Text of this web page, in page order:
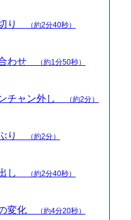
り （約2分40秒）
わせ （約1分50秒）
チャン外し （約2分）
り （約2分）
し （約2分40秒）
変化 （約4分20秒）